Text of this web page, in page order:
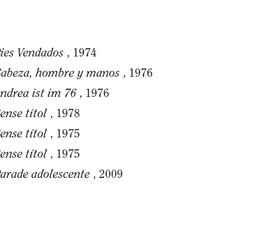
Vendados , 1974
hombre y manos , 1976
ist im 76, 1976
títol , 1978
títol , 1975
títol , 1975
adolescente , 2009